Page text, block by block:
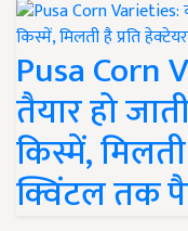
Pusa
तैयार हो
किस्में,
क्विंटल तक